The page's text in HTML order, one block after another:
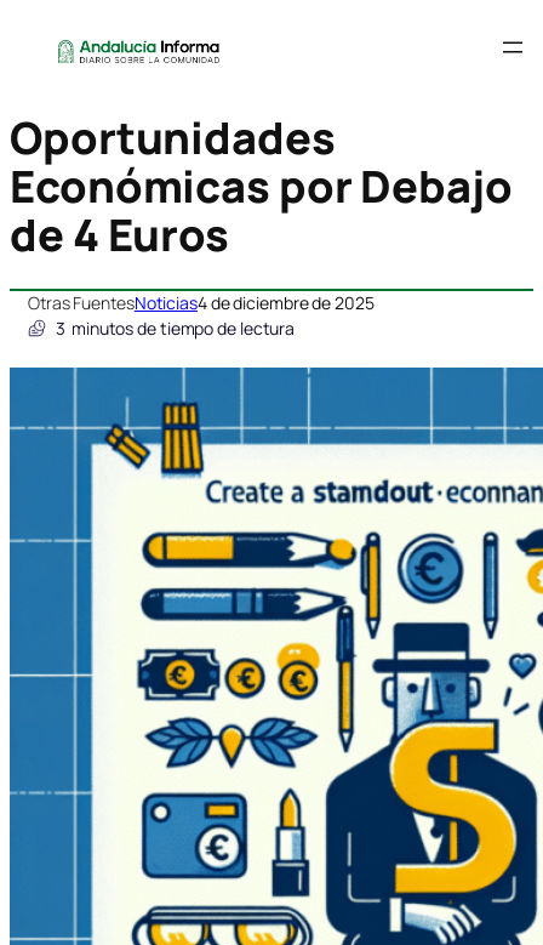
Oportunidades
Económicas por Debajo
de 4 Euros
Otras FuentesNoticias4 de diciembre de 2025
3 minutos de tiempo de lectura